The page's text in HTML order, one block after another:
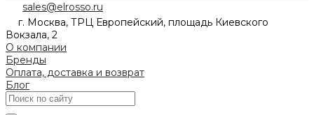
sales@elrosso.ru
г. Москва, ТРЦ Европейский, площадь Киевского
Вокзала, 2
О компании
Бренды
Оплата, доставка и возврат
Блог